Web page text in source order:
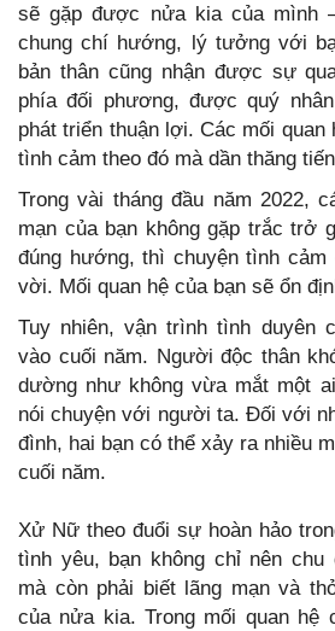
sẽ gặp được nửa kia của mình
chung chí hướng, lý tưởng với
bản thân cũng nhận được sự
phía đối phương, được quý
phát triển thuận lợi. Các mối quan
tình cảm theo đó mà dần thăng
Trong vài tháng đầu năm 2022,
mạn của bạn không gặp trắc trở
đúng hướng, thì chuyện tình
vời. Mối quan hệ của bạn sẽ ổn
Tuy nhiên, vận trình tình duyên
vào cuối năm. Người độc thân
dường như không vừa mắt một
nói chuyện với người ta. Đối với
đình, hai bạn có thể xảy ra nhiều
cuối năm.
Xử Nữ theo đuổi sự hoàn hảo
tình yêu, bạn không chỉ nên chu
mà còn phải biết lãng mạn và
của nửa kia. Trong mối quan hệ